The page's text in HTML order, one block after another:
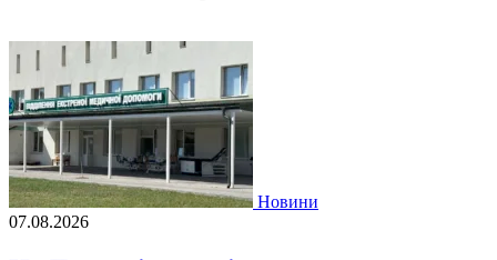
Новини
07.08.2026